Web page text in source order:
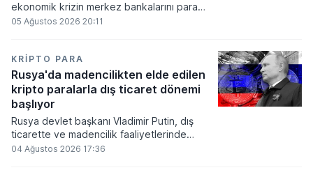
ekonomik krizin merkez bankalarını para
basmaya zorlayacağını ve bu durumun
kayıplarının tetikleyeceği kredi krizinin
küresel likidite artışına yol açacağını belirtti
ve bitcoinin bu süreçte en hızlı tepki veren
varlık olacağı vurguladı.
05 Ağustos 2026 20:11
KRIPTO PARA
Rusya'da madencilikten elde edilen
kripto paralarla dış ticaret dönemi
başlıyor
Rusya devlet başkanı Vladimir Putin, dış
ticarette ve madencilik faaliyetlerinde
kripto varlıkların kullanımına onay veren
04 Ağustos 2026 17:36